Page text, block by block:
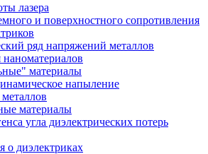
лазера
и поверхностного сопротивления
ряд напряжений металлов
материалы
напыление
материалы
угла диэлектрических потерь
о диэлектриках